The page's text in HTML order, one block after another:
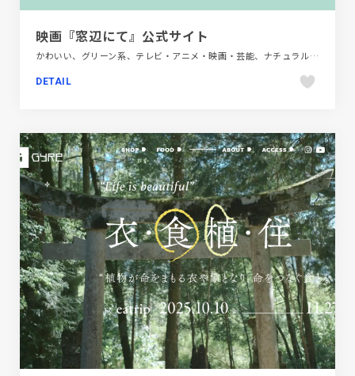
映画『窓辺にて』公式サイト
かわいい、グリーン系、テレビ・アニメ・映画・芸能、ナチュラル、ブランド・サービスサイト、大きめ写真
DETAIL